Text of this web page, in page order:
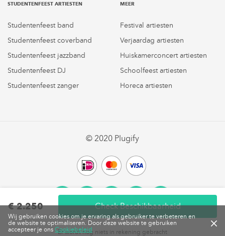
Wij gebruiken cookies om je ervaring als gebruiker te verbeteren en
de website te optimaliseren. Door deze website te gebruiken
accepteer je ons Cookiebeleid
€ 2.250 Check Beschikbaarheid
Er wordt nog niets in rekening gebracht
STUDENTENFEEST ARTIESTEN
Studentenfeest band
Studentenfeest coverband
Studentenfeest jazzband
Studentenfeest DJ
Studentenfeest zanger
MEER
Festival artiesten
Verjaardag artiesten
Huiskamerconcert artiesten
Schoolfeest artiesten
Horeca artiesten
© 2020 Plugify
Facebook
LinkedIn
TwitterVimeoInstagram